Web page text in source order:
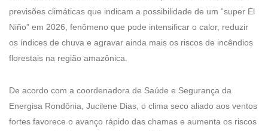
previsões climáticas que indicam a possibilidade de um “super El
Niño” em 2026, fenômeno que pode intensificar o calor, reduzir
os índices de chuva e agravar ainda mais os riscos de incêndios
florestais na região amazônica.
De acordo com a coordenadora de Saúde e Segurança da
Energisa Rondônia, Jucilene Dias, o clima seco aliado aos ventos
fortes favorece o avanço rápido das chamas e aumenta os riscos